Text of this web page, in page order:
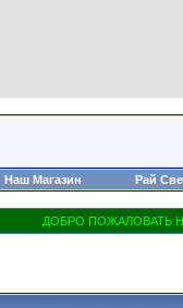
Наш Магазин Рай